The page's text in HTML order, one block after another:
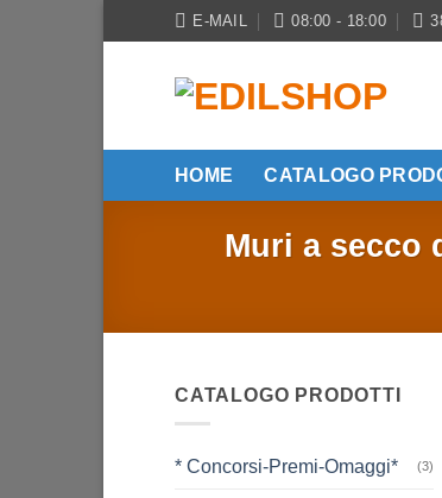
ai
contenuti
E-MAIL 08:00 - 18:00
HOME CATALOGO
Muri a secco
CATALOGO PRODOTTI
* Concorsi-Premi-Omaggi* (3)